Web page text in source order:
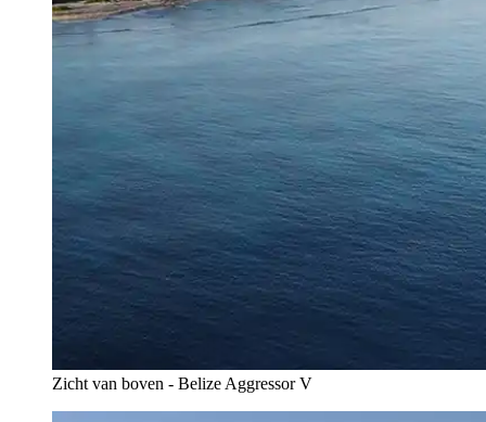
Zicht van boven - Belize Aggressor V